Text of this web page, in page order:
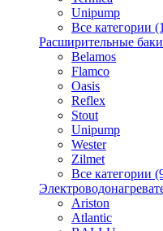
Unipump
Все категории
Расширительные баки
Belamos
Flamco
Oasis
Reflex
Stout
Unipump
Wester
Zilmet
Все категории
Ariston
Atlantic